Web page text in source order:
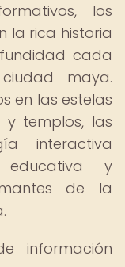
los
la rica historia
cada
maya.
en las estelas
templos, las
interactiva
educativa y
de la
información